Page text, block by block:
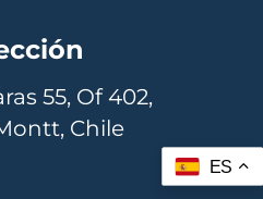
55, Of 402,
Chile
ES